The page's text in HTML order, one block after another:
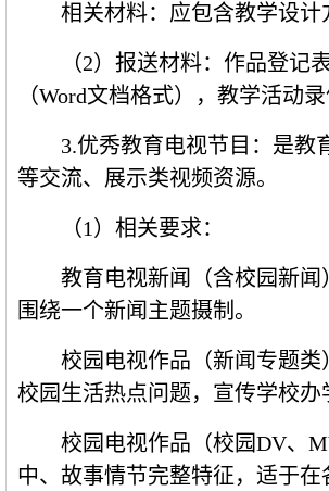
相关材料：应包含教学设计
（2）报送材料：作品登记
（Word文档格式），教学活动录
3.优秀教育电视节目：是教
等交流、展示类视频资源。
（1）相关要求：
教育电视新闻（含校园新
围绕一个新闻主题摄制。
校园电视作品（新闻专题
校园生活热点问题，宣传学校
校园电视作品（校园DV、
中、故事情节完整特征，适于